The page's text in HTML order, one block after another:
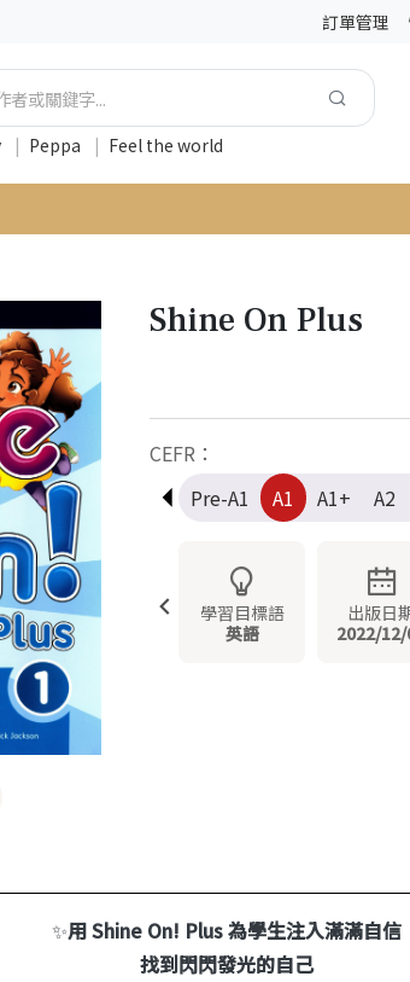
訂單管理
| Peppa | Feel the world
Shine On Plus
CEFR：
Pre-A1
A1 A1+ A2
學習目標語
英語
出版日
2022/
✨用 Shine On! Plus 為學生注入滿滿自信
找到閃閃發光的自己